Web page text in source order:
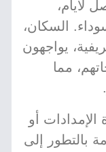
لأيام،
السكان،
يواجهون
مما
أو
بالتطور إلى